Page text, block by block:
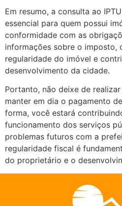
Em resumo, a consulta ao
essencial para quem possui
conformidade com as
informações sobre o imposto,
regularidade do imóvel e
desenvolvimento da cidade.
Portanto, não deixe de
manter em dia o pagamento
forma, você estará
funcionamento dos serviços
problemas futuros com a
regularidade fiscal é
do proprietário e o